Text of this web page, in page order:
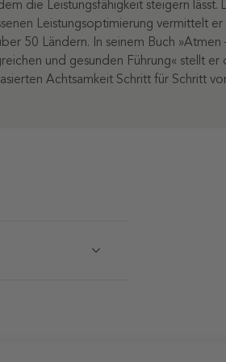
die Leistungsfähigkeit steigern lässt.
Leistungsoptimierung vermittelt er
50 Ländern. In seinem Buch »Atmen
und gesunden Führung« stellt er
Achtsamkeit Schritt für Schritt